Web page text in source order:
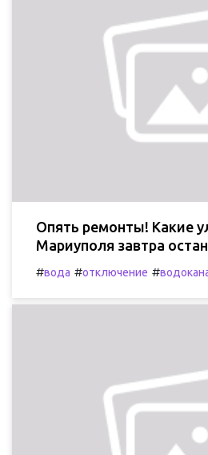
Опять ремонты! Какие
Мариуполя завтра
#вода #отключение #